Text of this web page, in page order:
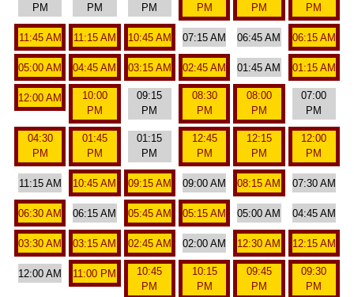
PM
PM
PM
PM
PM
PM
11:45 AM 11:15 AM 10:45 AM 07:15 AM 06:45 AM 06:15 AM
05:00 AM 04:45 AM 03:15 AM 02:45 AM 01:45 AM 01:15 AM
12:00 AM
10:00
PM
09:15
PM
08:30
PM
08:00
PM
07:00
PM
04:30
PM
01:45
PM
01:15
PM
12:45
PM
12:15
PM
12:00
PM
11:15 AM 10:45 AM 09:15 AM 09:00 AM 08:15 AM 07:30 AM
06:30 AM 06:15 AM 05:45 AM 05:15 AM 05:00 AM 04:45 AM
03:30 AM 03:15 AM 02:45 AM 02:00 AM 12:30 AM 12:15 AM
12:00 AM 11:00 PM
10:45
PM
10:15
PM
09:45
PM
09:30
PM